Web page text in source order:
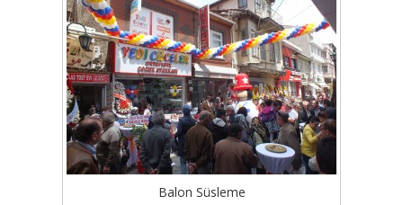
Balon Süsleme